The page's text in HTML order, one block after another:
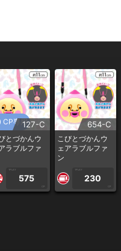
CP専用127-C
とづかんウ
ラブルファ
1PLAY
575
CP
654-C
こびとづかんウ
ェアラブルファ
ン
1PLAY
230
CP